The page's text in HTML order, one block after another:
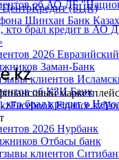
ЦентрКредит (БЦК)
Шинхан Банк
об АО ДБ
кто брал кредит в АО
2026
Заман-Банк
клиентов
об КЗИ Банк
кто брал кредит в
2026 Нурбанк
Отбасы банк
клиентов
маркетплейс
Facebook Finance.kz